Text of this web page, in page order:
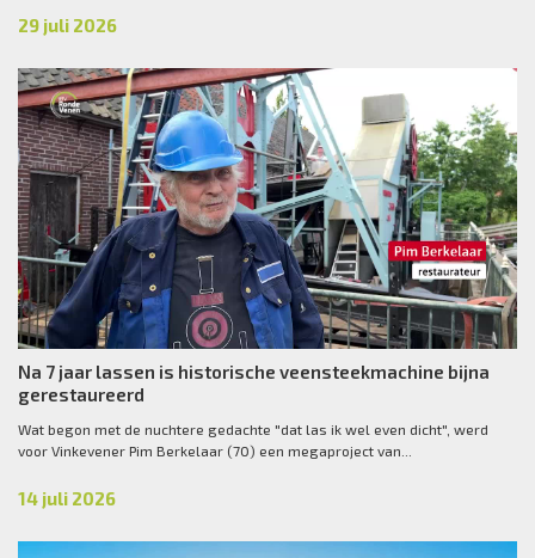
29 juli 2026
Na 7 jaar lassen is historische veensteekmachine bijna
gerestaureerd
Wat begon met de nuchtere gedachte "dat las ik wel even dicht", werd
voor Vinkevener Pim Berkelaar (70) een megaproject van...
14 juli 2026